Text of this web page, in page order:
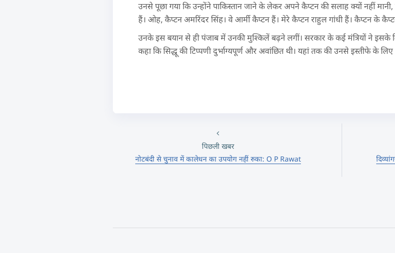
उनसे पूछा गया कि उन्होंने पाकिस्तान जाने के लेकर अपने कैप्टन की सलाह क्यों नहीं
हैं। ओह, कैप्टन अमरिंदर सिंह। वे आर्मी कैप्टन हैं। मेरे कैप्टन राहुल गांधी हैं। कैप्टन के
उनके इस बयान से ही पंजाब में उनकी मुश्किलें बढ़ने लगीं। सरकार के कई मंत्रियों ने इसके
कहा कि सिद्धू की टिप्पणी दुर्भाग्यपूर्ण और अवांछित थी। यहां तक की उनसे इस्तीफे के लिए
पिछली खबर
नोटबंदी से चुनाव में कालेधन का उपयोग नहीं रुका: O P Rawat